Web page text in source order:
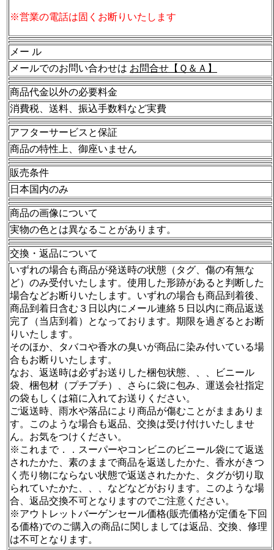
※営業の電話は固くお断りいたします
メー ル
メールでのお問い合わせは お問合せ【Ｑ＆Ａ】
商品代金以外の必要料金
消費税、送料、振込手数料など実費
アフターサービスと保証
商品の特性上、御座いません
販売条件
日本国内のみ
商品の画像について
実物の色とは異なることがあります。
交換・返品について
いずれの場合も商品が発送時の状態（タグ、傷の有無な
ど）のみ受付いたします。使用した形跡があると判断した
場合などお断りいたします。いずれの場合も商品到着後、
商品到着日含む３日以内にメール連絡５日以内に商品返送
完了（当店到着）となっております。期限を過ぎるとお断
りいたします。
そのほか、タバコや香水の臭いが商品に染み付いている場
合もお断りいたします。
なお、返送時は必ずお送りした梱包状態、、、ビニール
袋、梱包材（プチプチ）、さらに袋に包み、運送会社指定
の袋もしくは箱に入れてお送りください。
ご返送時、雨水や落品により商品が傷むことがままありま
す。このような場合も返品、交換は受け付けいたしませ
ん。お気をつけください。
※これまで．．スーパーやコンビニのビニール袋にて返送
されたかた、素のままで商品を返送したかた、香水がきつ
く売り物にならない状態で返送されたかた、タグが切り取
られていたかた、、、などなどがおります。このような場
合、返品交換不可となりますのでご注意ください。
※アウトレットバーゲンセール価格(販売価格が定価を下回
る価格)でのご購入の商品に関しましては返品、交換、修理
は不可となります。